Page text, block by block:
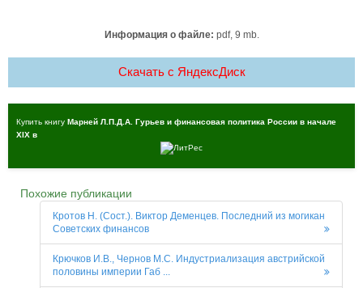
Информация о файле: pdf, 9 mb.
Скачать c ЯндексДиск
Купить книгу Марней Л.П.Д.А. Гурьев и финансовая политика России в начале
XIX в
Похожие публикации
Кротов Н. (Сост.). Виктор Деменцев. Последний из могикан
Советских финансов
Крючков И.В., Чернов М.С. Индустриализация австрийской
половины империи Габ ...